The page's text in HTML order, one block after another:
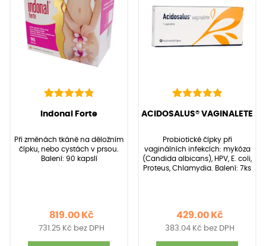
4.90
základě
hodnocení
zákazníků
(Hodnocení:136
Indonal Forte
Při změnách tkáně na děložním
čípku, nebo cystách v prsou.
Balení: 90 kapslí
819.00 Kč
731.25 Kč bez DPH
4.95
základě
hodnocení
zákazníků
(Hodnocení:22)
ACIDOSALUS® VAGINALETE
Probiotické čípky při
vaginálních infekcích: mykóza
(Candida albicans), HPV, E. coli,
Proteus, Chlamydia. Balení: 7ks
429.00 Kč
383.04 Kč bez DPH